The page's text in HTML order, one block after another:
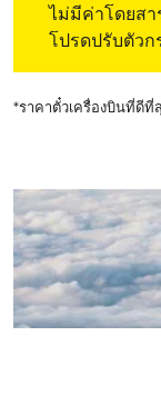
ไม่มีค่าโดยส
โปรดปรับตัว
*ราคาตั๋วเครื่องบินที่ดี